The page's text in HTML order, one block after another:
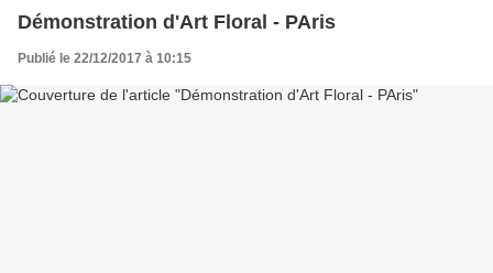
Démonstration d'Art Floral - PAris
Publié le 22/12/2017 à 10:15